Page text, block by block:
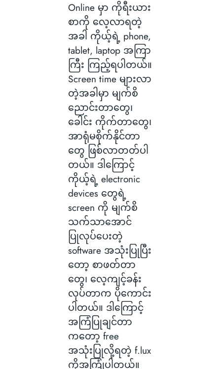
Online မှာ ကိုရီးယား
စာကို လေ့လာရတဲ့
အခါ ကိုယ့်ရဲ့ phone,
tablet, laptop အကြာ
ကြီး ကြည့်ရပါတယ်။
Screen time များလာ
တဲ့အခါမှာ မျက်စိ
ညောင်းတာတွေ၊
ခေါင်း ကိုက်တာတွေ၊
အာရုံမစိုက်နိုင်တာ
တွေ ဖြစ်လာတတ်ပါ
တယ်။ ဒါကြောင့်
ကိုယ့်ရဲ့ electronic
devices တွေရဲ့
screen ကို မျက်စိ
သက်သာအောင်
ပြုလုပ်ပေးတဲ့
software အသုံးပြုပြီး
တော့ စာဖတ်တာ
တွေ၊ လေ့ကျင့်ခန်း
လုပ်တာက ပိုကောင်း
ပါတယ်။ ဒါကြောင့်
အကြံပြုချင်တာ
ကတော့ free
အသုံးပြုလို့ရတဲ့ f.lux
ကိုအကြုံပါတယ်။